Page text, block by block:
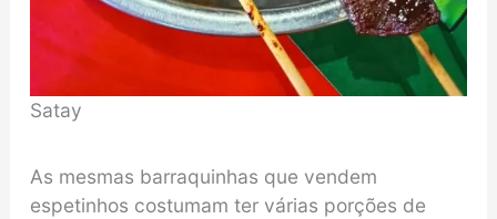
Satay
As mesmas barraquinhas que vendem
espetinhos costumam ter várias porções de